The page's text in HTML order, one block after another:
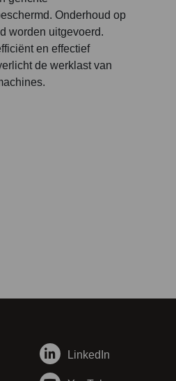
Onderhoud op
worden uitgevoerd.
en effectief
de werklast van
LinkedIn